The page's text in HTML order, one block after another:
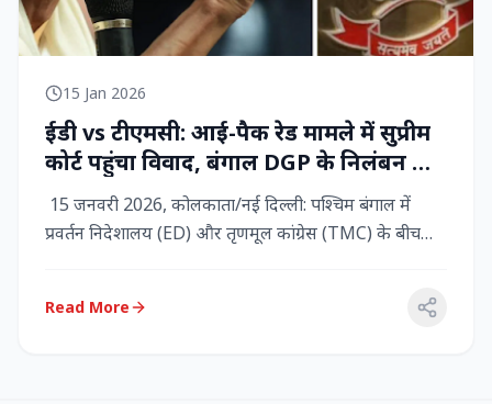
15 Jan 2026
ईडी vs टीएमसी: आई-पैक रेड मामले में सुप्रीम
कोर्ट पहुंचा विवाद, बंगाल DGP के निलंबन की
मांग, कलकत्ता हाईकोर्ट में CBI छापेमारी
15 जनवरी 2026, कोलकाता/नई दिल्ली: पश्चिम बंगाल में
प्रवर्तन निदेशालय (ED) और तृणमूल कांग्रेस (TMC) के बीच
Read More